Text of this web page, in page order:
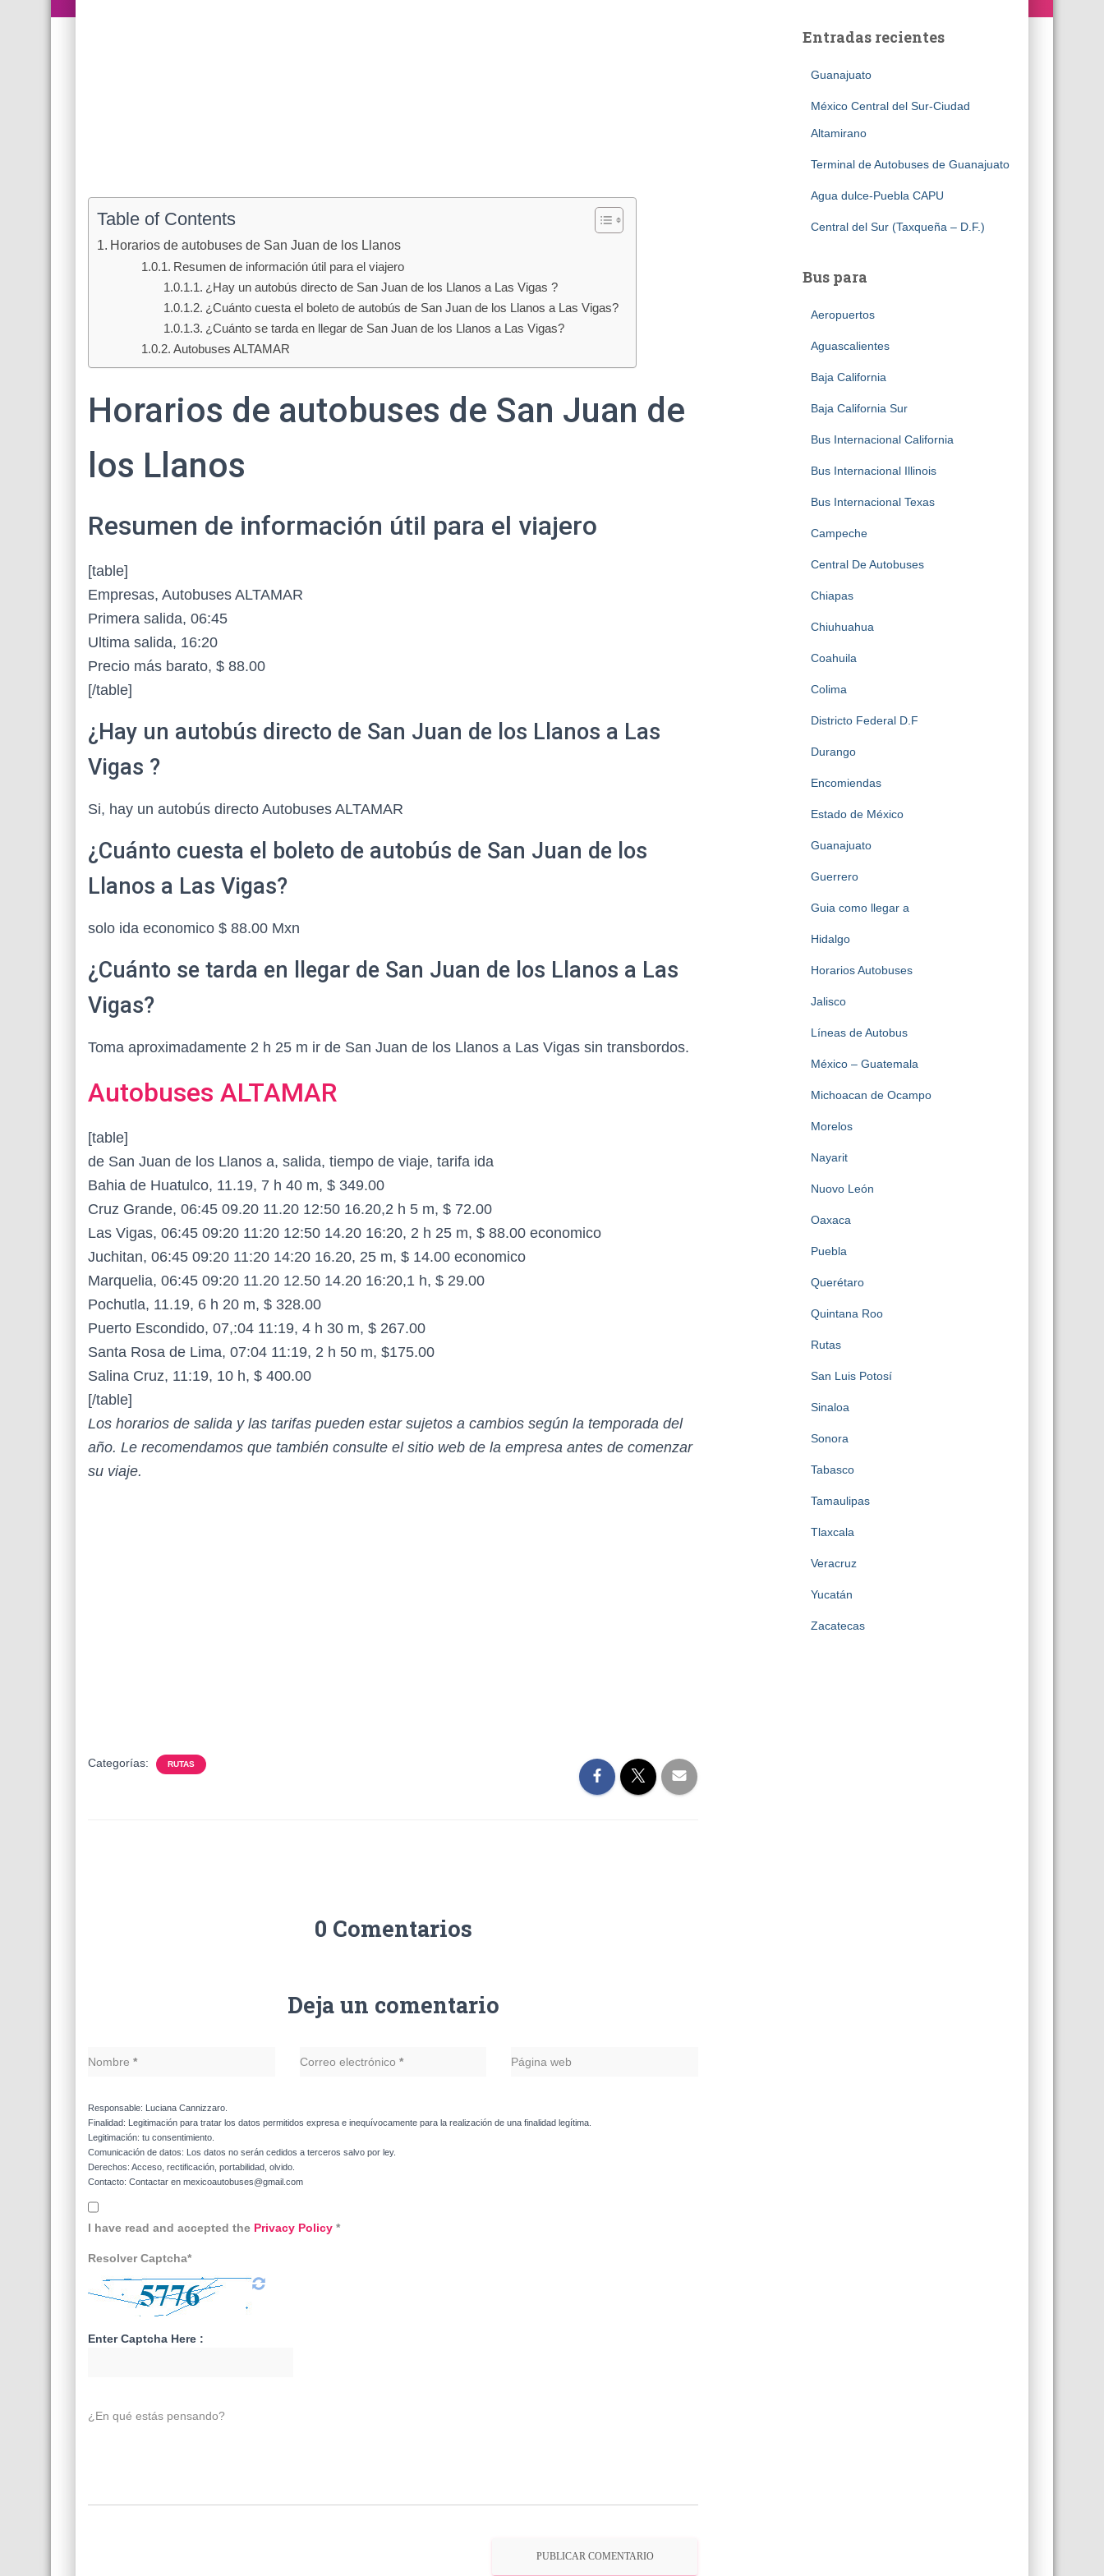
Table of Contents
Horarios de autobuses de San Juan de los Llanos
Resumen de información útil para el viajero
¿Hay un autobús directo de San Juan de los Llanos a Las Vigas ?
¿Cuánto cuesta el boleto de autobús de San Juan de los Llanos a Las Vigas?
¿Cuánto se tarda en llegar de San Juan de los Llanos a Las Vigas?
Autobuses ALTAMAR
Horarios de autobuses de San Juan de
los Llanos
Resumen de información útil para el viajero
[table]
Empresas, Autobuses ALTAMAR
Primera salida, 06:45
Ultima salida, 16:20
Precio más barato, $ 88.00
[/table]
¿Hay un autobús directo de San Juan de los Llanos a Las
Vigas ?
Si, hay un autobús directo Autobuses ALTAMAR
¿Cuánto cuesta el boleto de autobús de San Juan de los
Llanos a Las Vigas?
solo ida economico $ 88.00 Mxn
¿Cuánto se tarda en llegar de San Juan de los Llanos a Las
Vigas?
Toma aproximadamente 2 h 25 m ir de San Juan de los Llanos a Las Vigas sin transbordos.
Autobuses ALTAMAR
[table]
de San Juan de los Llanos a, salida, tiempo de viaje, tarifa ida
Bahia de Huatulco, 11.19, 7 h 40 m, $ 349.00
Cruz Grande, 06:45 09.20 11.20 12:50 16.20,2 h 5 m, $ 72.00
Las Vigas, 06:45 09:20 11:20 12:50 14.20 16:20, 2 h 25 m, $ 88.00 economico
Juchitan, 06:45 09:20 11:20 14:20 16.20, 25 m, $ 14.00 economico
Marquelia, 06:45 09:20 11.20 12.50 14.20 16:20,1 h, $ 29.00
Pochutla, 11.19, 6 h 20 m, $ 328.00
Puerto Escondido, 07,:04 11:19, 4 h 30 m, $ 267.00
Santa Rosa de Lima, 07:04 11:19, 2 h 50 m, $175.00
Salina Cruz, 11:19, 10 h, $ 400.00
[/table]
Los horarios de salida y las tarifas pueden estar sujetos a cambios según la temporada del
año. Le recomendamos que también consulte el sitio web de la empresa antes de comenzar
su viaje.
Categorías: RUTAS
0 Comentarios
Deja un comentario
Nombre * Correo electrónico * Página web
Responsable: Luciana Cannizzaro.
Finalidad: Legitimación para tratar los datos permitidos expresa e inequívocamente para la realización de una finalidad legítima.
Legitimación: tu consentimiento.
Comunicación de datos: Los datos no serán cedidos a terceros salvo por ley.
Derechos: Acceso, rectificación, portabilidad, olvido.
Contacto: Contactar en mexicoautobuses@gmail.com
I have read and accepted the Privacy Policy *
Resolver Captcha*
Enter Captcha Here :
¿En qué estás pensando?
Entradas recientes
Guanajuato
México Central del Sur-Ciudad
Altamirano
Terminal de Autobuses de Guanajuato
Agua dulce-Puebla CAPU
Central del Sur (Taxqueña – D.F.)
Bus para
Aeropuertos
Aguascalientes
Baja California
Baja California Sur
Bus Internacional California
Bus Internacional Illinois
Bus Internacional Texas
Campeche
Central De Autobuses
Chiapas
Chiuhuahua
Coahuila
Colima
Districto Federal D.F
Durango
Encomiendas
Estado de México
Guanajuato
Guerrero
Guia como llegar a
Hidalgo
Horarios Autobuses
Jalisco
Líneas de Autobus
México – Guatemala
Michoacan de Ocampo
Morelos
Nayarit
Nuovo León
Oaxaca
Puebla
Querétaro
Quintana Roo
Rutas
San Luis Potosí
Sinaloa
Sonora
Tabasco
Tamaulipas
Tlaxcala
Veracruz
Yucatán
Zacatecas